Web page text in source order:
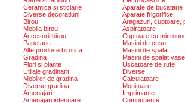
Ceramica si sticlarie
Diverse decoratiuni
Birou
Mobila birou
Accesorii birou
Papetarie
Alte produse birotica
Gradina
Flori si plante
Utilaje gradinarit
Mobilier de gradina
Diverse gradina
Amenajari
Amenajari interioare
Aparate de bucatarie
Aparate frigorifice
Aragazuri, cuptoare,
Aspiratoare
Cuptoare cu
Masini de cusut
Masini de spalat
Masini de spalat vase
Uscatoare de rufe
Diverse
Calculatoare
Monitoare
Imprimante
Componente